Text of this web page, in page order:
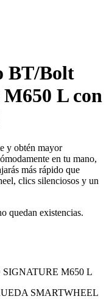
BT/Bolt
L con
y obtén mayor
en tu mano,
más rápido que
clics silenciosos y un
quedan existencias.
M650 L
SMARTWHEEL